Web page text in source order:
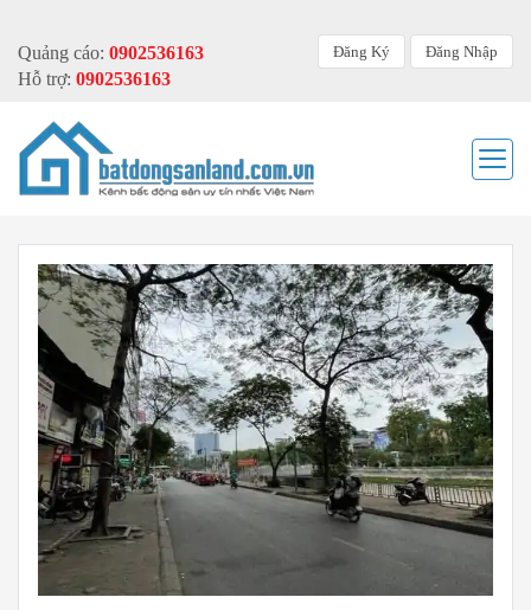
Quảng cáo: 0902536163
Hỗ trợ: 0902536163
Đăng Ký Đăng Nhập